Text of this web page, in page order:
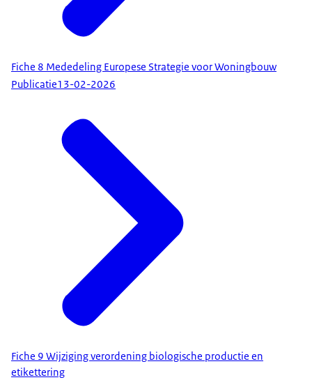
Fiche 8 Mededeling Europese Strategie voor Woningbouw
Publicatie13-02-2026
Fiche 9 Wijziging verordening biologische productie en
etikettering